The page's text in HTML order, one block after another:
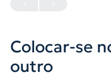
Colocar-se
outro